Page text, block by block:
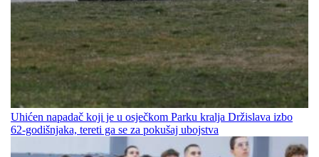
Uhićen napadač koji je u osječkom Parku kralja Držislava izbo
62-godišnjaka, tereti ga se za pokušaj ubojstva